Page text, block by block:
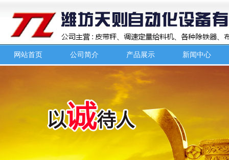
网站首页 公司简介 产品展示 新闻中心